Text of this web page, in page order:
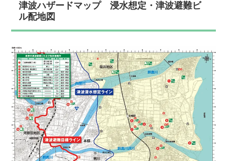
津波ハザードマップ 浸水想定・津波避難ビ
ル配地図